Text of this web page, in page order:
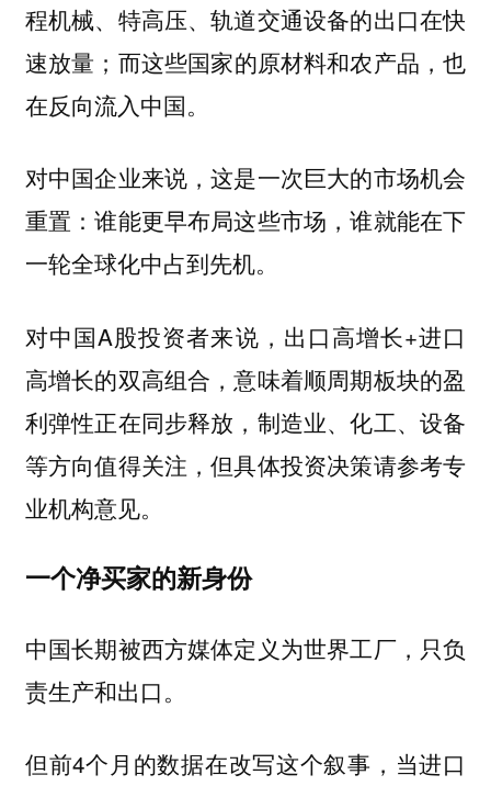
程机械、特高压、轨道交通设备的出口在快
速放量；而这些国家的原材料和农产品，也
在反向流入中国。
对中国企业来说，这是一次巨大的市场机会
重置：谁能更早布局这些市场，谁就能在下
一轮全球化中占到先机。
对中国A股投资者来说，出口高增长+进口
高增长的双高组合，意味着顺周期板块的盈
利弹性正在同步释放，制造业、化工、设备
等方向值得关注，但具体投资决策请参考专
业机构意见。
一个净买家的新身份
中国长期被西方媒体定义为世界工厂，只负
责生产和出口。
但前4个月的数据在改写这个叙事，当进口